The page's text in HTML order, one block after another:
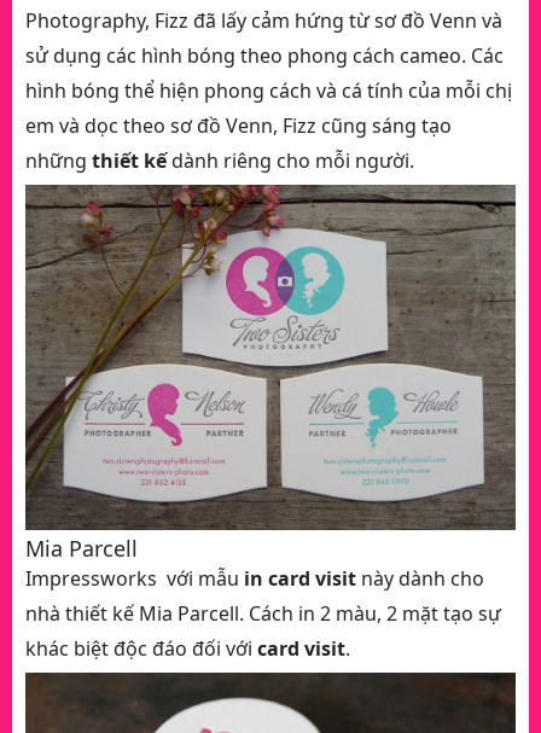
Photography, Fizz đã lấy cảm hứng từ sơ đồ Venn và
sử dụng các hình bóng theo phong cách cameo. Các
hình bóng thể hiện phong cách và cá tính của mỗi chị
em và dọc theo sơ đồ Venn, Fizz cũng sáng tạo
những thiết kếdành riêng cho mỗi người.
Mia Parcell
Impressworks với mẫu in card visit này dành cho
nhà thiết kế Mia Parcell. Cách in 2 màu, 2 mặt tạo sự
khác biệt độc đáo đối với card visit.